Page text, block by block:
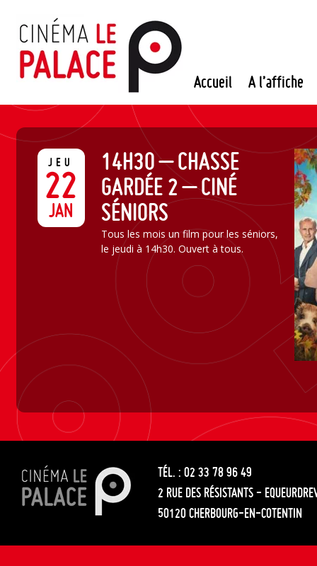
contenu
Accueil A l’affiche
JEU
22
JAN
14H30 – CHASSE
GARDÉE 2 – CINÉ
SÉNIORS
Tous les mois un film pour les séniors,
le jeudi à 14h30. Ouvert à tous.
TÉL. : 02 33 78 96 49
2 RUE DES RÉSISTANTS -
50120 CHERBOURG-EN-COTENTIN